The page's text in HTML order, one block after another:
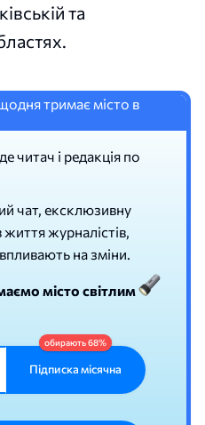
та
тримає місто в
читач і редакція по
чат, ексклюзивну
журналістів,
на зміни.
місто світлим
Підписка місячна